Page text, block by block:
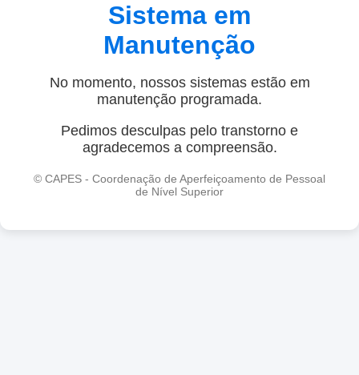
Sistema em
Manutenção
No momento, nossos sistemas estão em
manutenção programada.
Pedimos desculpas pelo transtorno e
agradecemos a compreensão.
© CAPES - Coordenação de Aperfeiçoamento de Pessoal
de Nível Superior